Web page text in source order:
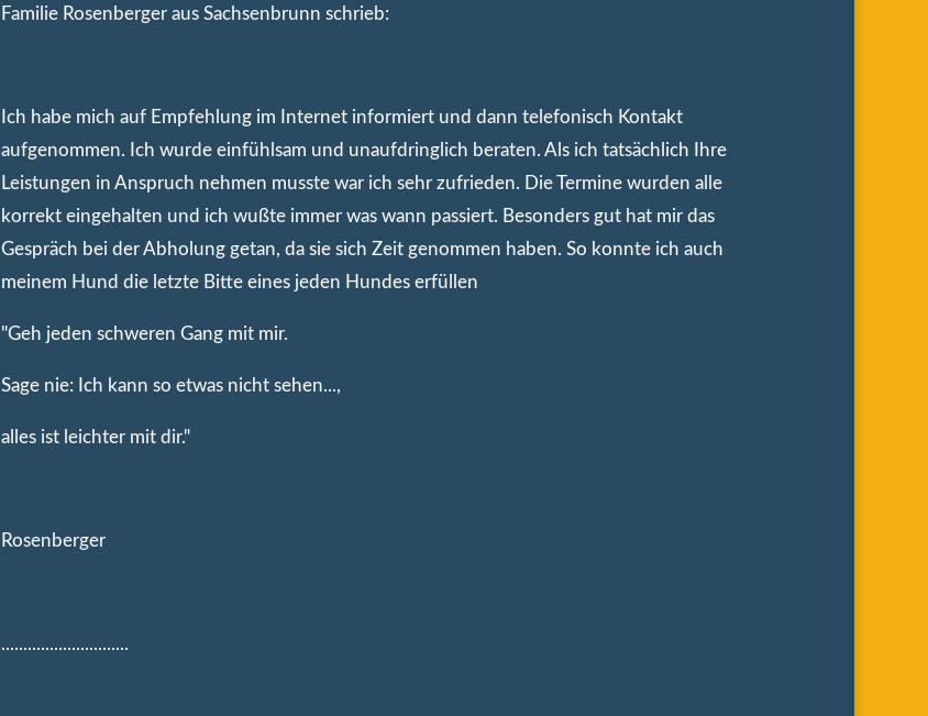
Familie Rosenberger aus Sachsenbrunn schrieb:
Ich habe mich auf Empfehlung im Internet informiert und dann telefonisch Kontakt
aufgenommen. Ich wurde einfühlsam und unaufdringlich beraten. Als ich tatsächlich Ihre
Leistungen in Anspruch nehmen musste war ich sehr zufrieden. Die Termine wurden alle
korrekt eingehalten und ich wußte immer was wann passiert. Besonders gut hat mir das
Gespräch bei der Abholung getan, da sie sich Zeit genommen haben. So konnte ich auch
meinem Hund die letzte Bitte eines jeden Hundes erfüllen
"Geh jeden schweren Gang mit mir.
Sage nie: Ich kann so etwas nicht sehen...,
alles ist leichter mit dir."
Rosenberger
.............................